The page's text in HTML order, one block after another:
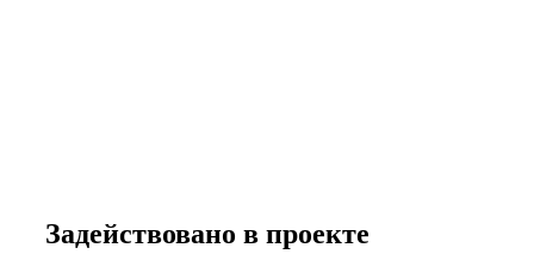
Задействовано в проекте